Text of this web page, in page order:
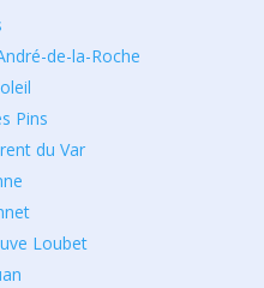
de-la-Roche
Pins
du Var
Loubet